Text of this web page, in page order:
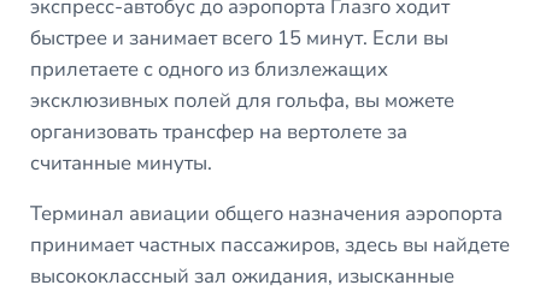
экспресс-автобус до аэропорта Глазго ходит
быстрее и занимает всего 15 минут. Если вы
прилетаете с одного из близлежащих
эксклюзивных полей для гольфа, вы можете
организовать трансфер на вертолете за
считанные минуты.
Терминал авиации общего назначения аэропорта
принимает частных пассажиров, здесь вы найдете
высококлассный зал ожидания, изысканные